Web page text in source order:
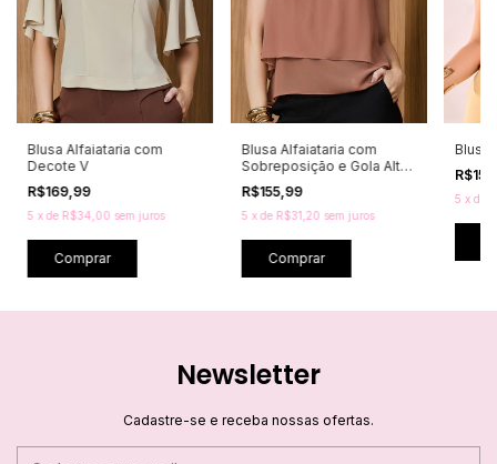
Blusa Alfaiataria com
Decote V
R$169,99
5 xde R$34,00 sem juros
Comprar
Blusa Alfaiataria com
Sobreposição e Gola Alta
Drapeada
R$155,99
5 xde R$31,20 sem juros
Comprar
Blusa
5 x de
Newsletter
Cadastre-se e receba nossas ofertas.